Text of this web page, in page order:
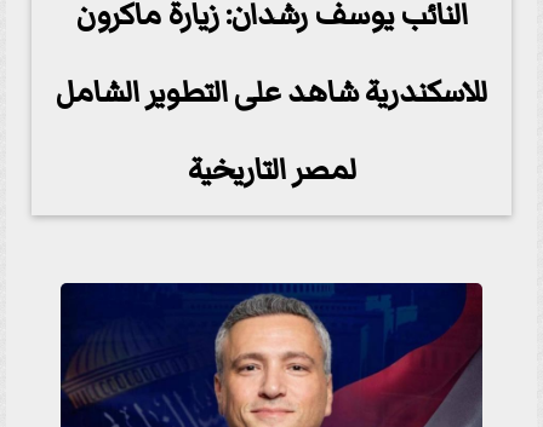
النائب يوسف رشدان: زيارة ماكرون
للاسكندرية شاهد على التطوير الشامل
لمصر التاريخية